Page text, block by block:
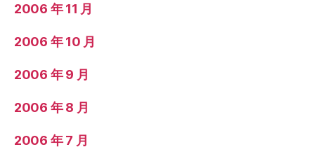
2006 年 11 月
2006 年 10 月
2006 年 9 月
2006 年 8 月
2006 年 7 月